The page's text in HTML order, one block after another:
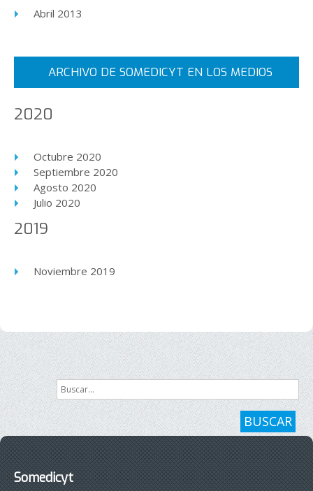
Abril 2013
ARCHIVO DE SOMEDICYT EN LOS MEDIOS
2020
Octubre 2020
Septiembre 2020
Agosto 2020
Julio 2020
2019
Noviembre 2019
Buscar...
BUSCAR
Somedicyt